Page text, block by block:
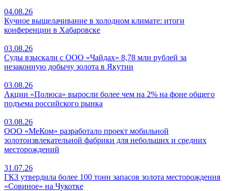
04.08.26
Кучное выщелачивание в холодном климате: итоги
конференции в Хабаровске
03.08.26
Суды взыскали с ООО «Чайдах» 8,78 млн рублей за
незаконную добычу золота в Якутии
03.08.26
Акции «Полюса» выросли более чем на 2% на фоне общего
подъема российского рынка
03.08.26
ООО «МеКом» разработало проект мобильной
золотоизвлекательной фабрики для небольших и средних
месторождений
31.07.26
ГКЗ утвердила более 100 тонн запасов золота месторождения
«Совиное» на Чукотке